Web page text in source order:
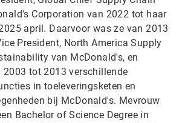
Corporation van 2022 tot haar
april. Daarvoor was ze van 2013
President, North America Supply
van McDonald's, en
2003 tot 2013 verschillende
in toeleveringsketen en
bij McDonald's. Mevrouw
Bachelor of Science Degree in